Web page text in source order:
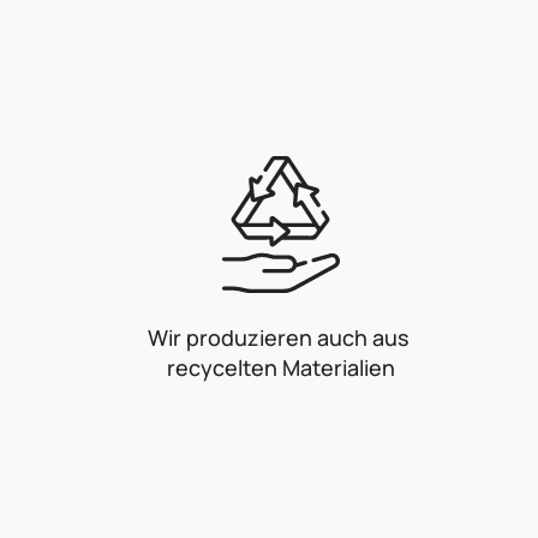
Wir produzieren auch aus
recycelten Materialien